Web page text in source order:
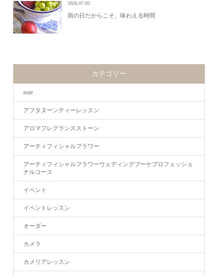
2026.07.05
雨の日だからこそ、味わえる時間
カテゴリー
note
アフタヌーンティーレッスン
アロマフレグランスストーン
アーティフィシャルフラワー
アーティフィシャルフラワーウェディングブーケプロフェッショ
ナルコース
イベント
イベントレッスン
オーダー
カメラ
カメリアレッスン